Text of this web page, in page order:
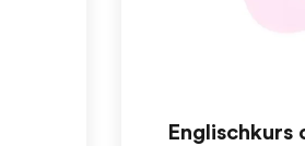
Englischkurs